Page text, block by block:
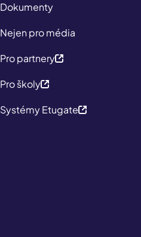
Dokumenty
Nejen pro média
Pro partnery
Pro školy
Systémy Etugate